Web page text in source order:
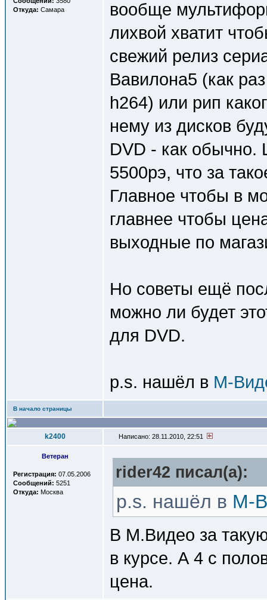
Откуда: Самара
вообще
лихвой хватит
свежий релиз
Вавилона5 (как
h264) или рип
нему из дисков
DVD - как обычно.
5500рэ, что за
Главное чтобы в
главнее чтобы
выходные по
Но советы ещё
можно ли будет
для DVD.
p.s. нашёл в М-
В начало страницы
k2400 Написано: 28.11.2010, 22:51
Ветеран
Регистрация: 07.05.2006
Сообщений: 5251
Откуда: Москва
rider42 писал(a):
p.s. нашёл в М-
В М.Видео за
в курсе. А 4 с
цена.